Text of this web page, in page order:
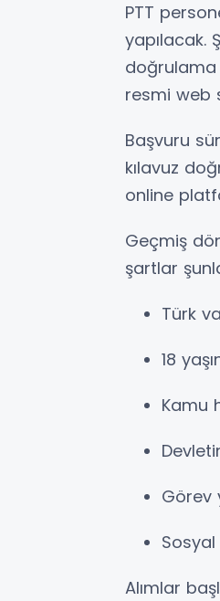
PTT
yapılacak.
doğrulama
resmi web
Başvuru
kılavuz
online
Geçmiş
şartlar
Türk
18
Kamu
Görev
Alımlar